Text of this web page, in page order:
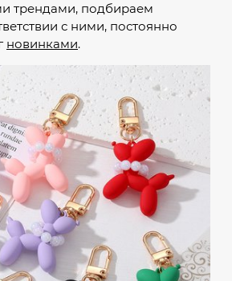
трендами, подбираем
с ними, постоянно
новинками.